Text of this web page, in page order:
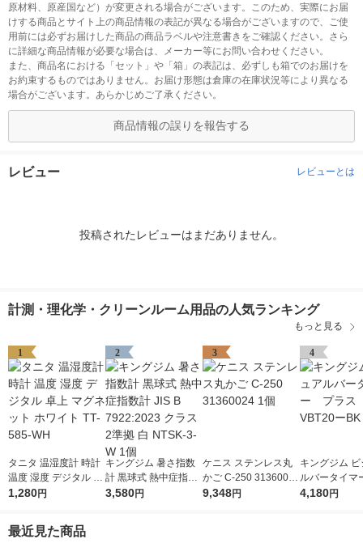
原材料、原産国など）が変更される場合がございます。このため、実際にお届
けする商品とサイト上の商品情報の表記が異なる場合がございますので、ご使
用前には必ずお届けした商品の商品ラベルや注意書きをご確認ください。さら
に詳細な商品情報が必要な場合は、メーカー等にお問い合わせください。
また、商品名における「セット」や「箱」の表記は、必ずしも箱でのお届けを
お約束するものではありません。お届け形態は倉庫の在庫状況等により異なる
場合がございます。あらかじめご了承ください。
商品情報の誤りを報告する
レビュー レビューとは
投稿されたレビューはまだありません。
計測・理化学・クリーンルーム用品の人気ランキング
もっと見る
1
タニタ 温湿度計 時計
温度 湿度 デジタル 卓
上 マグネット ホワイ
1,280円
2
キングジム 暑さ指数
計 黒球式 熱中症指数
計 JIS B 7922:2023 ク
3,580円
3
ケニス ステンレス丸
かご C-250 31360024
1個
9,348円
4
キングジム
ルバータイ
ス クロ
4,180円
最近見た商品